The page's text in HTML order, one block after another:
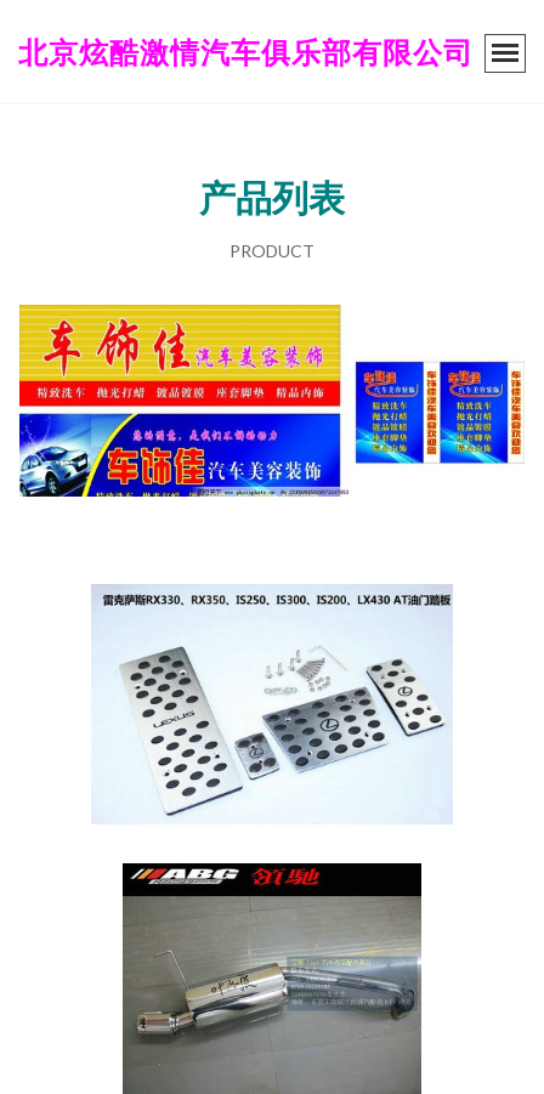
北京炫酷激情汽车俱乐部有限公司
产品列表
PRODUCT